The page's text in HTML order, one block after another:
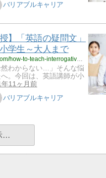
バリアブルキャリア
】「英語の疑問文」
学生～大人まで
https://www.takedaes.com/how-to-teach-interrogative-sentences-684
然わからない…」そんな悩
。今回は、英語講師が小
年11ヶ月前
バリアブルキャリア
…